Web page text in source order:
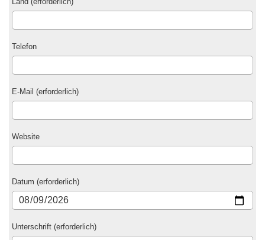
Telefon
E-Mail (erforderlich)
Website
Datum (erforderlich)
Unterschrift (erforderlich)